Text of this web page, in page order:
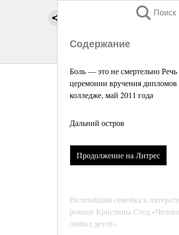
Поиск
Содержание
Боль — это не смертельно Речь
церемонии вручения
колледже, май 2011 года
Дальний остров
Продолжение на Литрес
Величайшая семейка в
романе Кристины Стед
любил детей»